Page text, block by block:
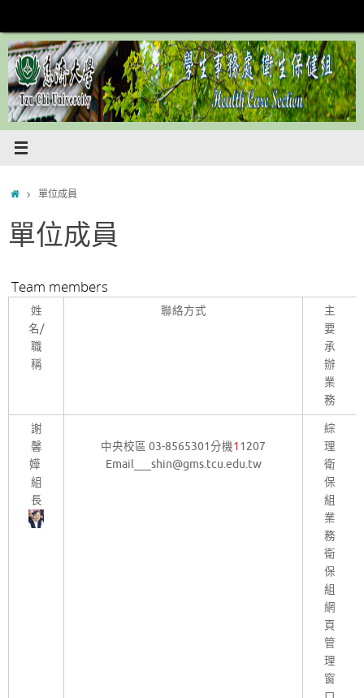
content
Home單位成員
單位成員
Team members
姓
名/
職
稱
聯絡方式
主
要
承
辦
業
務
謝
馨
嬅
組
長
中央校區 03-8565301分機11207
Email___shin@gms.tcu.edu.tw
綜
理
衛
保
組
業
務
衛
保
組
網
頁
管
理
窗